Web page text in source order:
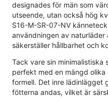
designades för män som
utseende, utan också hög
S16-M-SR-07-NV
användningen av
säkerställer hållbarhet och
Tack vare sin minimalistiska
perfekt med en mängd
formell. Det inre lädinlägget
fötterna andas, vilket är